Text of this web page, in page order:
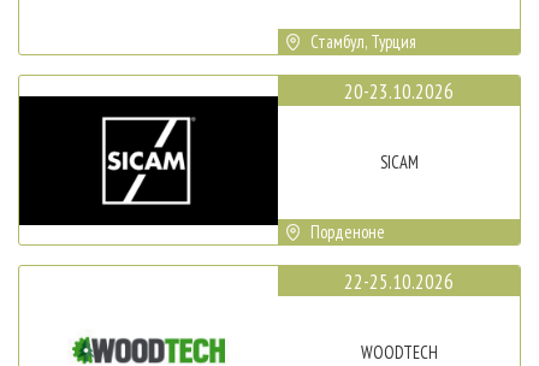
Стамбул, Турция
20-23.10.2026
SICAM
Порденоне
22-25.10.2026
WOODTECH